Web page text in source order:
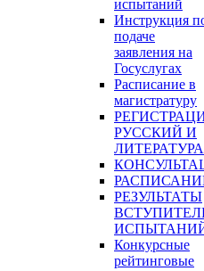
испытаний
Инструкция
подаче
заявления на
Госуслугах
Расписание в
магистратуру
РУССКИЙ И
ЛИТЕРАТУРА
РЕЗУЛЬТАТЫ
Конкурсные
рейтинговые